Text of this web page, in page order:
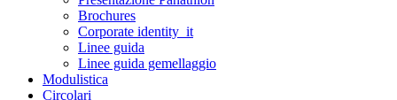
Brochures
Corporate identity_it
Linee guida
Linee guida gemellaggio
Modulistica
Circolari